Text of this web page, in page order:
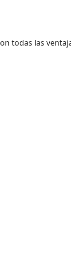
todas las